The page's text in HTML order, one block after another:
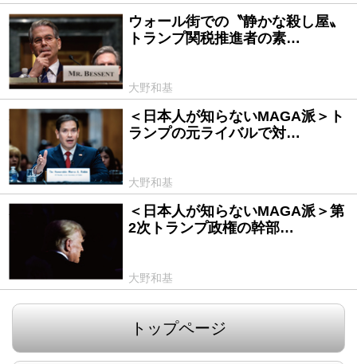
2025/04/03
ウォール街での〝静かな殺し屋〟
トランプ関税推進者の素…
大野和基
2025/03/03
＜日本人が知らないMAGA派＞ト
ランプの元ライバルで対…
大野和基
2025/01/20
＜日本人が知らないMAGA派＞第
2次トランプ政権の幹部…
大野和基
トップページ